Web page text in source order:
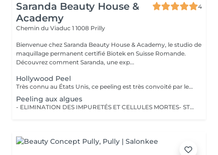
Saranda Beauty House &
Academy
4
Chemin du Viaduc 1 1008 Prilly
Bienvenue chez Saranda Beauty House & Academy, le studio de
maquillage permanent certifié Biotek en Suisse Romande.
Découvrez comment Saranda, une exp...
Hollywood Peel
Très connu au États Unis, ce peeling est très convoité par les « stars » : Kim Kardashian, Jennifer Aniston, Angelina JolieSon succès est dû à son efficacité et l'absence d'effets secondaires. Ce peeling doux est imaginé sur-mesure pour retrouver un joli grain de peau ! La peau ne pèle pas et il n'entraine aucune rougeur, il est également très efficace sur les pigments de mélanine, les points noirs et l'uniformisation du teint. Ce traitement convient à tout le monde, il répond aux besoins des peaux mixtes à grasses en régulant le sébum mais aussi aux peaux sèches et sensibles en les purifiant sans les agresser. Il est pour un des traitements de peau le plus complet, le plus efficace, le plus sûr et n'entrainant aucune éviction sociale. Le Carbon Peel agit en surface en vaporisant la couche la plus superficielle de la peau, et en profondeur du fait de la nature du laser. Ce qui entraine ainsi un rafraichissement immédiat de la peau sans chirurgie, sans douleur et sans suites particulières. 3 à 4 séances seront nécessaires pour un résultat visible sur le long terme. Espacé de 10-15 jours !
Peeling aux algues
- ELIMINATION DES IMPURETÉS ET CELLULES MORTES- STIMULATION DU RENOUVELLEMENT CELLULAIRE - TEINT ÉCLATANT ET UNIFORME - MATIFIE LA PEAU - AMÉLIORE LA CIRCULATION SANGUINE